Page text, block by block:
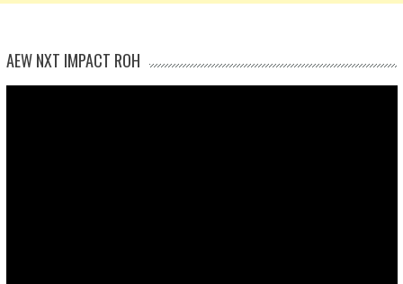
AEW NXT IMPACT ROH